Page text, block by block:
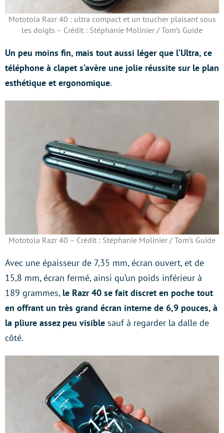
Mototola Razr 40 : ultra compact et un toucher plaisant sous
les doigts – Crédit : Stéphanie Molinier / Tom’s Guide
Un peu moins fin, mais tout aussi léger que l’Ultra, ce
téléphone à clapet s’avère une jolie réussite sur le plan
esthétique et ergonomique.
Mototola Razr 40 – Crédit : Stéphanie Molinier / Tom’s Guide
Avec une épaisseur de 7,35 mm, écran ouvert, et de
15,8 mm, écran fermé, ainsi qu’un poids inférieur à
189 grammes, le Razr 40 se fait discret en poche tout
en offrant un très grand écran interne de 6,9 pouces, à
la pliure assez peu visible sauf à regarder la dalle de
côté.